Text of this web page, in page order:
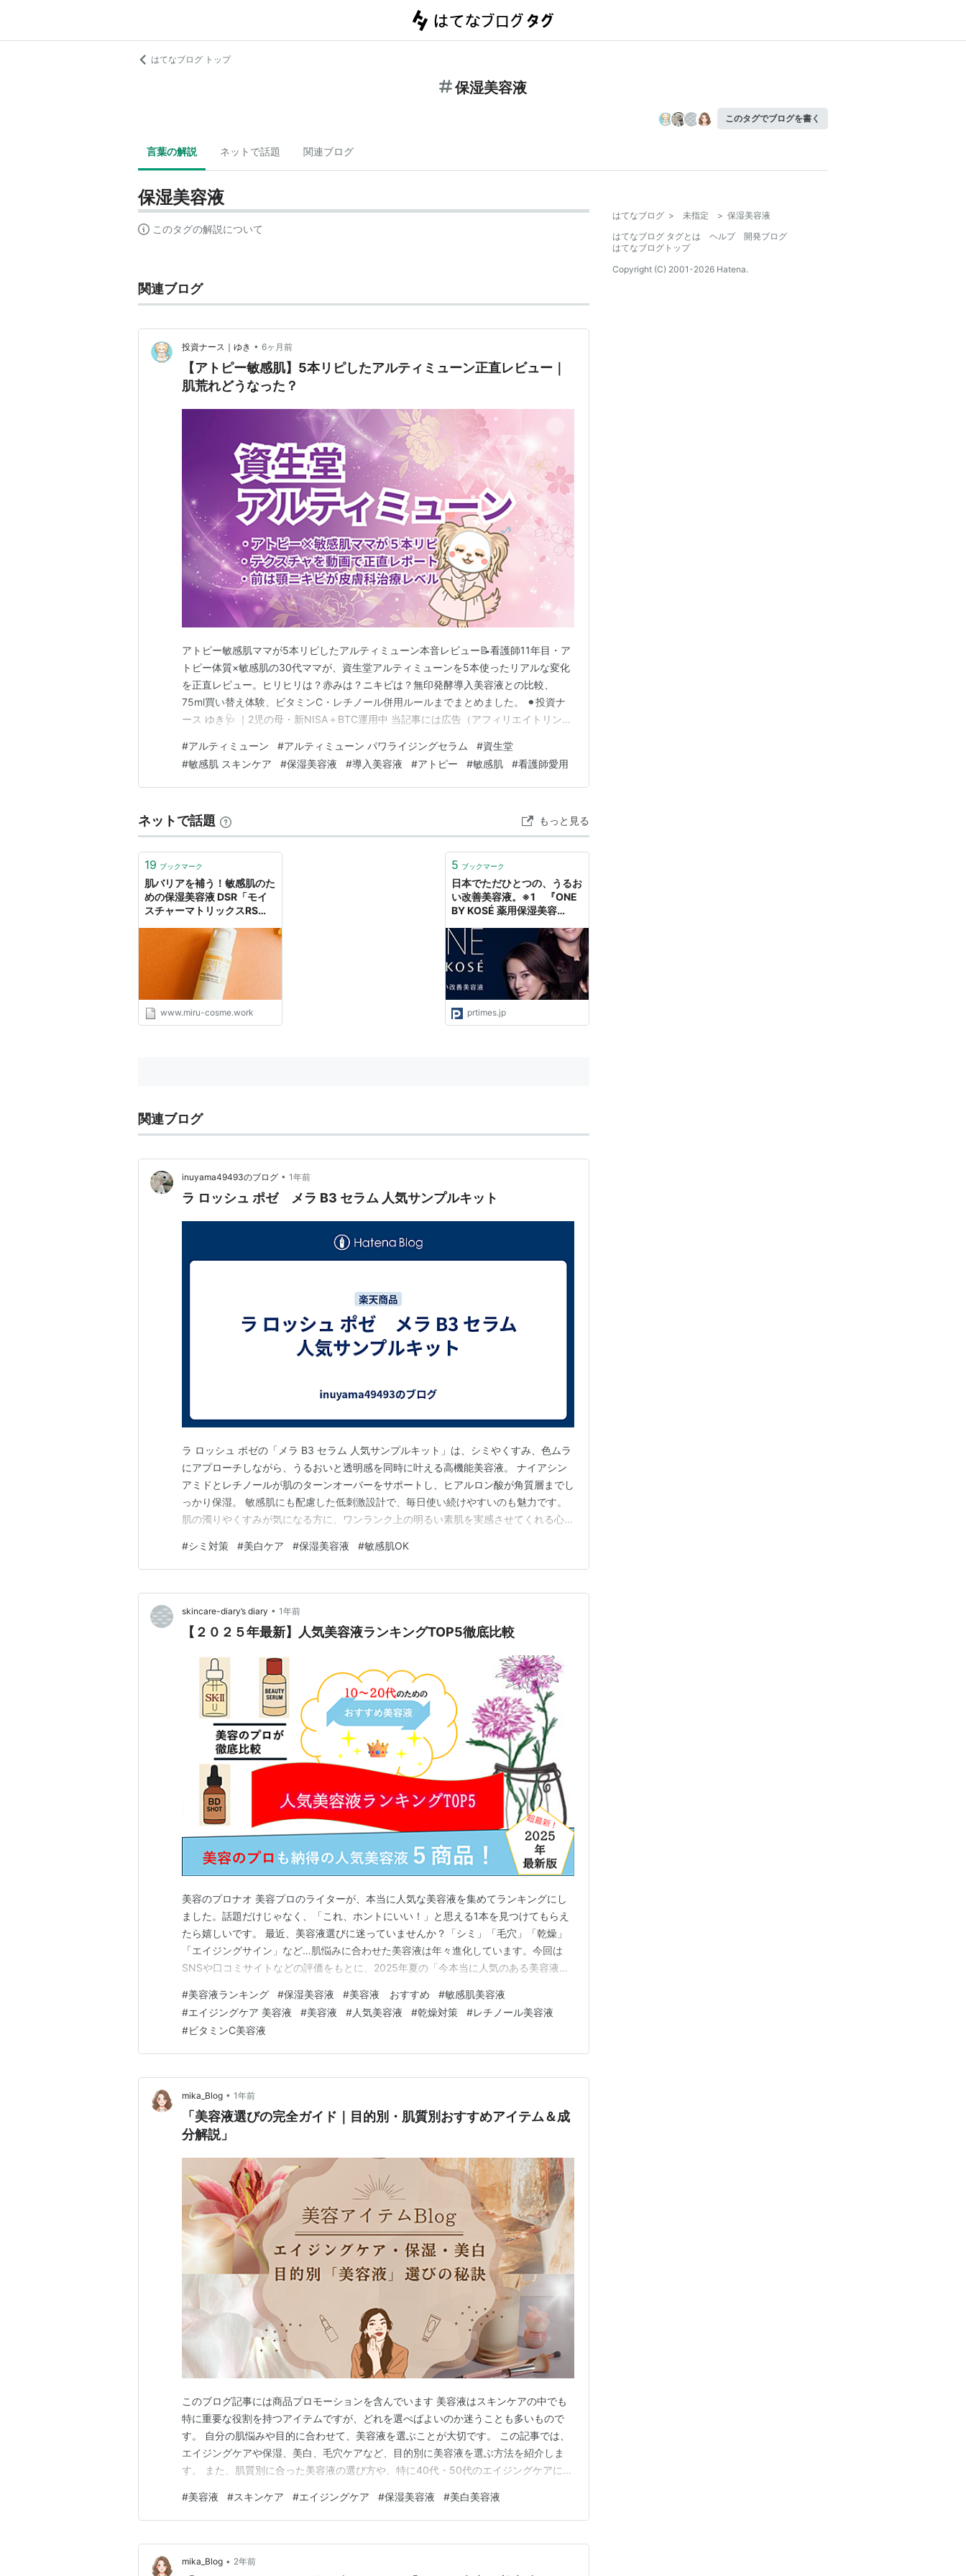
はてなブログ トップ
保湿美容液
このタグでブログを書く
言葉の解説 ネットで話題 関連ブログ
保湿美容液
このタグの解説について
関連ブログ
投資ナース｜ゆき • 6ヶ月前
【アトピー敏感肌】5本リピしたアルティミューン正直レビュー｜
肌荒れどうなった？
アトピー敏感肌ママが5本リピしたアルティミューン本音レビュー📝看護師11年目・ア
トピー体質×敏感肌の30代ママが、資生堂アルティミューンを5本使ったリアルな変化
を正直レビュー。ヒリヒリは？赤みは？ニキビは？無印発酵導入美容液との比較、
75ml買い替え体験、ビタミンC・レチノール併用ルールまでまとめました。 ⚫︎投資ナ
ース ゆき🩺 ｜2児の母・新NISA＋BTC運用中 当記事には広告（アフィリエイトリン
います。 📋 この記事の目次 ① はじめに｜敏感肌のスキンケア選びって、本当に難し
い ② 結論｜5本使って感じた変…
#アルティミューン #アルティミューン パワライジングセラム #資生堂
#敏感肌 スキンケア #保湿美容液 #導入美容液 #アトピー #敏感肌 #看護師愛用
ネットで話題 もっと見る
19 ブックマーク
肌バリアを補う！敏感肌のた
めの保湿美容液 DSR「モイ
スチャーマトリックスRS」 -
www.miru-cosme.work
5 ブックマーク
日本でただひとつの、うるお
い改善美容液。※1 『ONE
BY KOSÉ 薬用保湿美容
20 日(金)から 全国でオンエ
ア
prtimes.jp
関連ブログ
inuyama49493のブログ • 1年前
ラ ロッシュ ポゼ メラ B3 セラム 人気サンプルキット
ラ ロッシュ ポゼの「メラ B3 セラム 人気サンプルキット」は、シミやくすみ、色ムラ
にアプローチしながら、うるおいと透明感を同時に叶える高機能美容液。 ナイアシン
アミドとレチノールが肌のターンオーバーをサポートし、ヒアルロン酸が角質層までし
っかり保湿。 敏感肌にも配慮した低刺激設計で、毎日使い続けやすいのも魅力です。
肌の濁りやくすみが気になる方に、ワンランク上の明るい素肌を実感させてくれる心強
#シミ対策 #美白ケア #保湿美容液 #敏感肌OK
skincare-diary’s diary • 1年前
【２０２５年最新】人気美容液ランキングTOP5徹底比較
美容のプロナオ 美容プロのライターが、本当に人気な美容液を集めてランキングにし
ました。話題だけじゃなく、「これ、ホントにいい！」と思える1本を見つけてもらえ
たら嬉しいです。 最近、美容液選びに迷っていませんか？「シミ」「毛穴」「乾燥」
「エイジングサイン」など…肌悩みに合わせた美容液は年々進化しています。今回は
SNSや口コミサイトなどの評価をもとに、2025年夏の「今本当に人気のある美容液ベ
と乳液があれば十分なんじゃないの？」「美容液ってなんとなく高いし、効果があるの
かよく分からない…」 そんな声、よく聞きます。 で…
#美容液ランキング #保湿美容液 #美容液 おすすめ #敏感肌美容液
#エイジングケア 美容液 #美容液 #人気美容液 #乾燥対策 #レチノール美容液
#ビタミンC美容液
mika_Blog • 1年前
「美容液選びの完全ガイド｜目的別・肌質別おすすめアイテム＆成
分解説」
このブログ記事には商品プロモーションを含んでいます 美容液はスキンケアの中でも
特に重要な役割を持つアイテムですが、どれを選べばよいのか迷うことも多いもので
す。 自分の肌悩みや目的に合わせて、美容液を選ぶことが大切です。 この記事では、
エイジングケアや保湿、美白、毛穴ケアなど、目的別に美容液を選ぶ方法を紹介しま
す。 また、肌質別に合った美容液の選び方や、特に40代・50代のエイジングケアに最
容液選び｜エイジングケア・保湿・美白・毛穴ケア 1-2: 肌質に合った美容液の見つけ
方｜乾燥肌・敏感肌・オイリー肌向け 1…
#美容液 #スキンケア #エイジングケア #保湿美容液 #美白美容液
mika_Blog • 2年前
はてなブログ > 未指定 > 保湿美容液
はてなブログ タグとは
ヘルプ
開発ブログ
はてなブログトップ
Copyright (C) 2001-2026 Hatena.